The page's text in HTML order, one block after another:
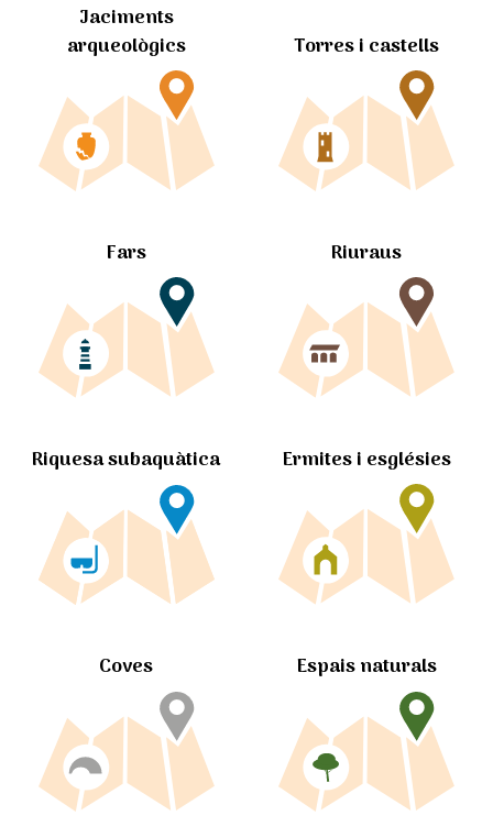
Jaciments
arqueològics
Torres i castells
Fars Riuraus
Riquesa subaquàtica Ermites i esglésies
Coves Espais naturals